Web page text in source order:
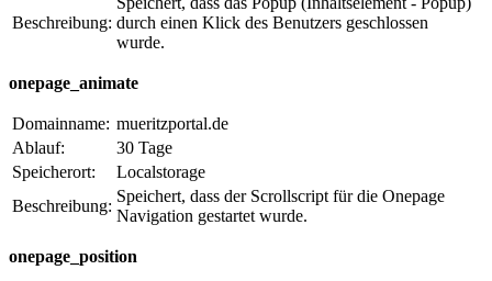
Beschreibung: durch einen Klick des Benutzers geschlossen
wurde.
onepage_animate
Domainname: mueritzportal.de
Ablauf:
30 Tage
Speicherort:
Localstorage
Beschreibung:
Speichert, dass der Scrollscript für die Onepage
Navigation gestartet wurde.
onepage_position